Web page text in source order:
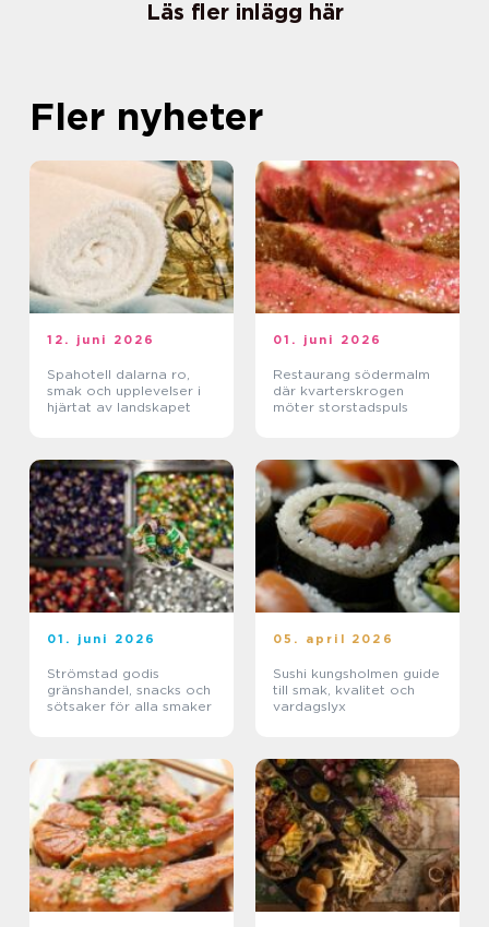
Läs fler inlägg här
Fler nyheter
12. juni 2026
Spahotell dalarna ro,
smak och upplevelser i
hjärtat av landskapet
01. juni 2026
Restaurang södermalm
där kvarterskrogen
möter storstadspuls
01. juni 2026
Strömstad godis
gränshandel, snacks och
sötsaker för alla smaker
05. april 2026
Sushi kungsholmen guide
till smak, kvalitet och
vardagslyx